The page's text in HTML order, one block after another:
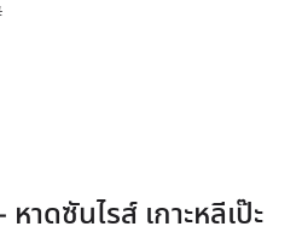
ดซันไรส์ เกาะหลีเป๊ะ